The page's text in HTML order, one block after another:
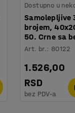
Dostupno u
Samolepljive
brojem,
50. Crne sa
Art. br.: 80122
1.526,00
RSD
bez PDV-a